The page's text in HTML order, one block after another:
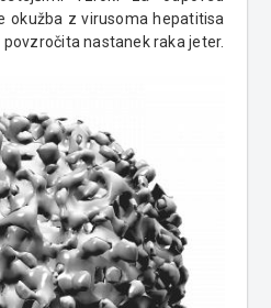
okužba z virusoma hepatitisa
povzročita nastanek raka jeter.